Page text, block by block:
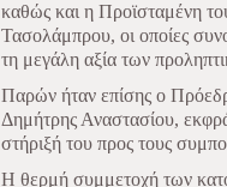
καθώς και η Προϊσταμένη
Τασολάμπρου, οι οποίες
τη μεγάλη αξία των
Παρών ήταν επίσης ο
Δημήτρης Αναστασίου,
στήριξή του προς τους
Η θερμή συμμετοχή των